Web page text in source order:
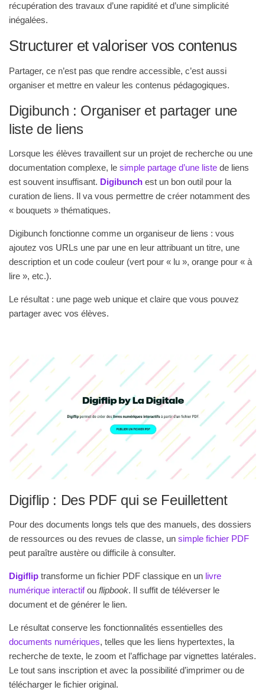
récupération des travaux d’une rapidité et d’une simplicité
inégalées.
Structurer et valoriser vos contenus
Partager, ce n’est pas que rendre accessible, c’est aussi
organiser et mettre en valeur les contenus pédagogiques.
Digibunch : Organiser et partager une
liste de liens
Lorsque les élèves travaillent sur un projet de recherche ou une
documentation complexe, le simple partage d’une liste de liens
est souvent insuffisant. Digibunch est un bon outil pour la
curation de liens. Il va vous permettre de créer notamment des
« bouquets » thématiques.
Digibunch fonctionne comme un organiseur de liens : vous
ajoutez vos URLs une par une en leur attribuant un titre, une
description et un code couleur (vert pour « lu », orange pour « à
lire », etc.).
Le résultat : une page web unique et claire que vous pouvez
partager avec vos élèves.
Digiflip : Des PDF qui se Feuillettent
Pour des documents longs tels que des manuels, des dossiers
de ressources ou des revues de classe, un simple fichier PDF
peut paraître austère ou difficile à consulter.
Digiflip transforme un fichier PDF classique en un livre
numérique interactifou flipbook. Il suffit de téléverser le
document et de générer le lien.
Le résultat conserve les fonctionnalités essentielles des
documents numériques, telles que les liens hypertextes, la
recherche de texte, le zoom et l’affichage par vignettes latérales.
Le tout sans inscription et avec la possibilité d’imprimer ou de
télécharger le fichier original.